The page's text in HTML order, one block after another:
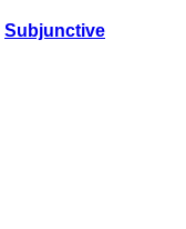
Subjunctive